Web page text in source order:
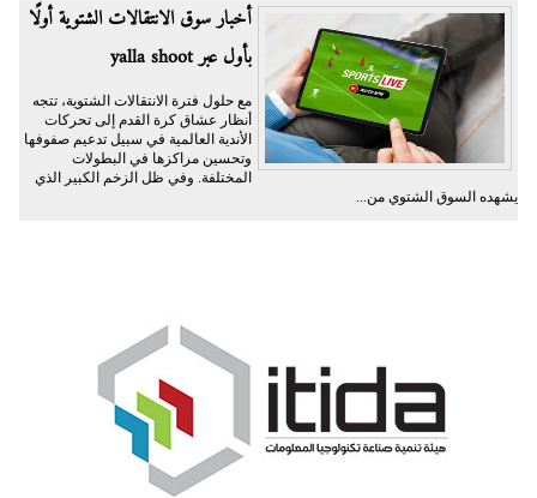
أخبار سوق الانتقالات الشتوية أولًا
بأول عبر yalla shoot
مع حلول فترة الانتقالات الشتوية، تتجه
أنظار عشاق كرة القدم إلى تحركات
الأندية العالمية في سبيل تدعيم صفوفها
وتحسين مراكزها في البطولات
المختلفة. وفي ظل الزخم الكبير الذي
يشهده السوق الشتوي من...